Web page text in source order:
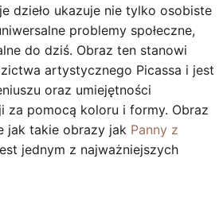
dzieło ukazuje nie tylko osobiste
problemy społeczne,
do dziś. Obraz ten stanowi
artystycznego Picassa i jest
oraz umiejętności
za pomocą koloru i formy. Obraz
jak takie obrazy jak Panny z
jednym z najważniejszych